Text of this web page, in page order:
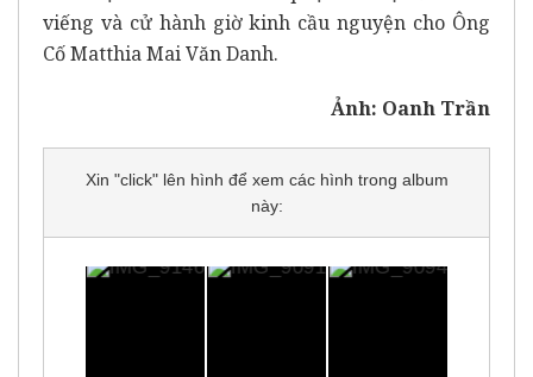
viếng và cử hành giờ kinh cầu nguyện cho Ông
Cố Matthia Mai Văn Danh.
Ảnh: Oanh Trần
Xin "click" lên hình để xem các hình trong album
này: